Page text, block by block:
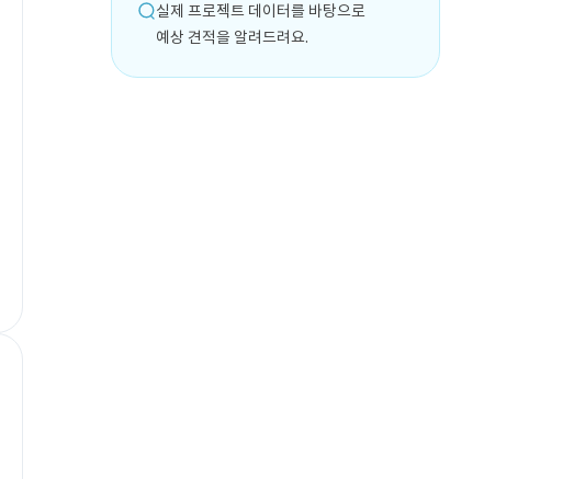
실제 프로젝트 데이터를 바탕으로
예상 견적을 알려드려요.